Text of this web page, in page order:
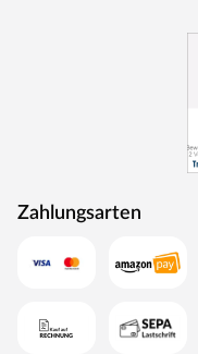
Zahlungsarten